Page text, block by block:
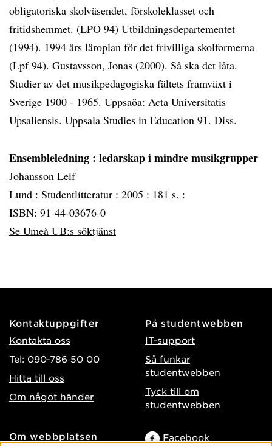
obligatoriska skolväsendet, förskoleklasset och
fritidshemmet. (LPO 94) Utbildningsdepartementet
(1994). 1994 års läroplan för det frivilliga skolformerna
(Lpf 94). Gustavsson, Jonas (2000). Så ska det låta.
Studier av det musikpedagogiska fältets framväxt i
Sverige 1900 - 1965. Uppsaöa: Acta Universitatis
Upsaliensis. Uppsala Studies in Education 91. Diss.
Ensembleledning : ledarskap i mindre musikgrupper
Johansson Leif
Lund : Studentlitteratur : 2005 : 181 s. :
ISBN: 91-44-03676-0
Se Umeå UB:s söktjänst
Kontaktuppgifter
Kontakta oss
Tel: 090-786 50 00
Hitta till oss
Om något händer
På studentwebben
IT-support
Så funkar
studentwebben
Tyck till om
studentwebben
Om webbplatsen Facebook